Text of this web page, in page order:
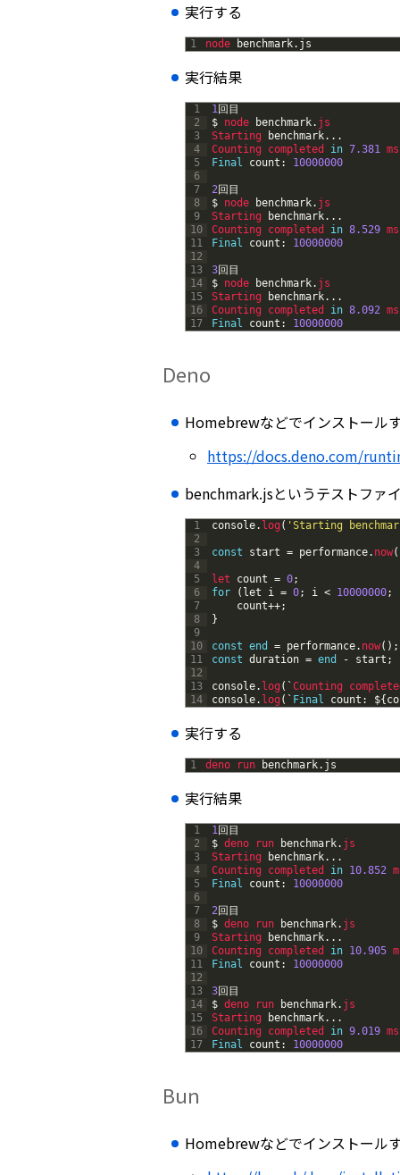
実行する
1 node benchmark. js
実行結果
1
2
3
4
5
6
7
8
9
10
11
12
13
14
15
16
17
1回目
$ node benchmark. js
Starting
benchmark. . .
Counting completed in 7.381 ms
Final
count : 10000000
2回目
$ node benchmark. js
Starting
benchmark. . .
Counting completed in 8.529 ms
Final
count : 10000000
3回目
$ node benchmark. js
Starting
benchmark. . .
Counting completed in 8.092 ms
Final
count : 10000000
Deno
Homebrewなどでインストール
https://docs.deno.com/
benchmark.jsというテストファ
1
2
3
4
5
6
7
8
9
10
11
12
13
14
console. log ( 'Starting
const start = performance. now(
let count = 0;
for
( let i = 0; i < 10000000;
count++;
}
const end = performance. now( ) ;
const duration = end - start ;
console. log ( `Counting
console. log ( ` Final count : ${
実行する
1 deno run benchmark. js
実行結果
1
2
3
4
5
6
7
8
9
10
11
12
13
14
15
16
17
1回目
$ deno run benchmark. js
Starting
benchmark. . .
Counting completed in 10.852
Final
count : 10000000
2回目
$ deno run benchmark. js
Starting
benchmark. . .
Counting completed in 10.905
Final
count : 10000000
3回目
$ deno run benchmark. js
Starting
benchmark. . .
Counting completed in 9.019 ms
Final
count : 10000000
Bun
Homebrewなどでインストール